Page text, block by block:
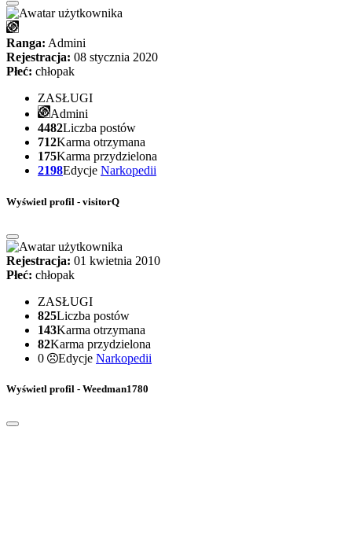
Ranga: Admini
Rejestracja: 08 stycznia 2020
Płeć: chłopak
ZASŁUGI
Admini
4482Liczba postów
712Karma otrzymana
175Karma przydzielona
2198Edycje Narkopedii
Wyświetl profil - visitorQ
Rejestracja: 01 kwietnia 2010
Płeć: chłopak
ZASŁUGI
825Liczba postów
143Karma otrzymana
82Karma przydzielona
0
Edycje Narkopedii
Wyświetl profil - Weedman1780